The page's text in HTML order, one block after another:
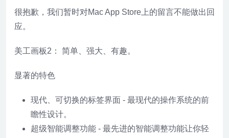
很抱歉，我们暂时对Mac App Store上的留言不能做出回
应。
美工画板2： 简单、强大、有趣。
显著的特色
现代、可切换的标签界面 - 最现代的操作系统的前
瞻性设计。
超级智能调整功能 - 最先进的智能调整功能让你轻